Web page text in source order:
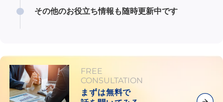
その他のお役立ち情報も随時更新中です
FREE
CONSULTATION
まずは無料で